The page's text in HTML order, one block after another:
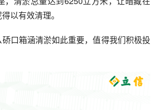
以有效清理。
口箱涵清淤如此重要，值得我们积极投